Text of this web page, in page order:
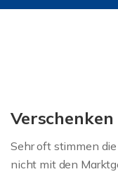
Sehr oft stimmen
nicht mit den